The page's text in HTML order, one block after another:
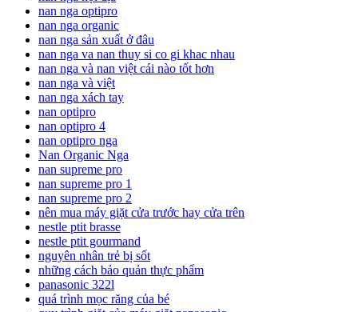
nan nga optipro
nan nga organic
nan nga sản xuất ở đâu
nan nga va nan thuy si co gi khac nhau
nan nga và nan việt cái nào tốt hơn
nan nga và việt
nan nga xách tay
nan optipro
nan optipro 4
nan optipro nga
Nan Organic Nga
nan supreme pro
nan supreme pro 1
nan supreme pro 2
nên mua máy giặt cửa trước hay cửa trên
nestle ptit brasse
nestle ptit gourmand
nguyên nhân trẻ bị sốt
những cách bảo quản thực phẩm
panasonic 322l
quá trình mọc răng của bé